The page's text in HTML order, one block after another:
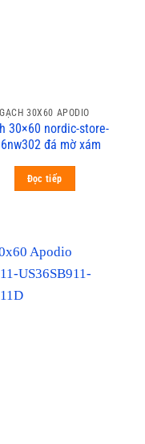
GẠCH 30X60 APODIO
30×60 nordic-store-
đá mờ xám
Đọc tiếp